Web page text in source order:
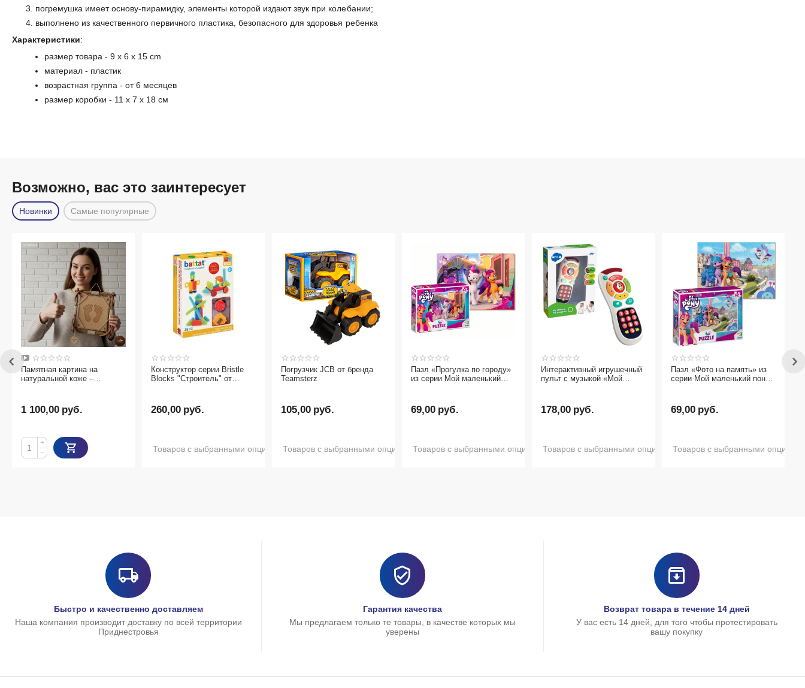
погремушка имеет основу-пирамидку, элементы которой издают звук при колебании;
выполнено из качественного первичного пластика, безопасного для здоровья ребенка
Характеристики:
размер товара - 9 x 6 x 15 cm
материал - пластик
возрастная группа - от 6 месяцев
размер коробки - 11 x 7 x 18 cм
Возможно, вас это заинтересует
Новинки Самые популярные
Памятная картина на
натуральной коже –
1 100,00 руб.
+
−
Конструктор серии Bristle
Blocks "Строитель" от
260,00 руб.
Товаров с выбранными опциями нет в наличии
Погрузчик JCB от бренда
Teamsterz
105,00 руб.
Товаров с выбранными опциями нет в наличии
Пазл «Прогулка по городу»
из серии Мой маленький
69,00 руб.
Товаров с выбранными опциями нет в наличии
Интерактивный игрушечный
пульт с музыкой «Мой
178,00 руб.
Товаров с выбранными опциями нет в наличии
Пазл «Фото на память» из
серии Мой маленький пони
69,00 руб.
Товаров с выбранными опциями
Быстро и качественно доставляем
Наша компания производит доставку по всей территории
Приднестровья
Гарантия качества
Мы предлагаем только те товары, в качестве которых мы
уверены
Возврат товара в течение 14 дней
У вас есть 14 дней, для того чтобы протестировать
вашу покупку